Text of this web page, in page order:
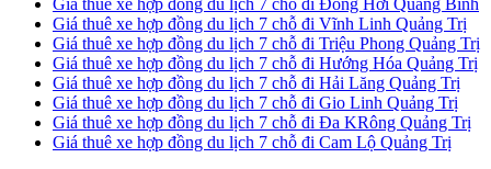
Giá thuê xe hợp đồng du lịch 7 chỗ đi Đồng Hới Quảng Bình
Giá thuê xe hợp đồng du lịch 7 chỗ đi Vĩnh Linh Quảng Trị
Giá thuê xe hợp đồng du lịch 7 chỗ đi Triệu Phong Quảng Trị
Giá thuê xe hợp đồng du lịch 7 chỗ đi Hướng Hóa Quảng Trị
Giá thuê xe hợp đồng du lịch 7 chỗ đi Hải Lăng Quảng Trị
Giá thuê xe hợp đồng du lịch 7 chỗ đi Gio Linh Quảng Trị
Giá thuê xe hợp đồng du lịch 7 chỗ đi Đa KRông Quảng Trị
Giá thuê xe hợp đồng du lịch 7 chỗ đi Cam Lộ Quảng Trị